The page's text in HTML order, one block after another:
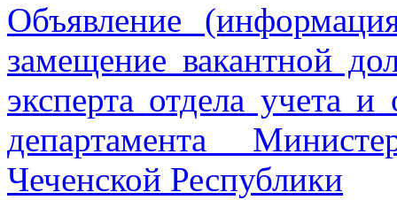
Объявление
замещение вакантной
эксперта отдела учета и
департамента
Чеченской Республики